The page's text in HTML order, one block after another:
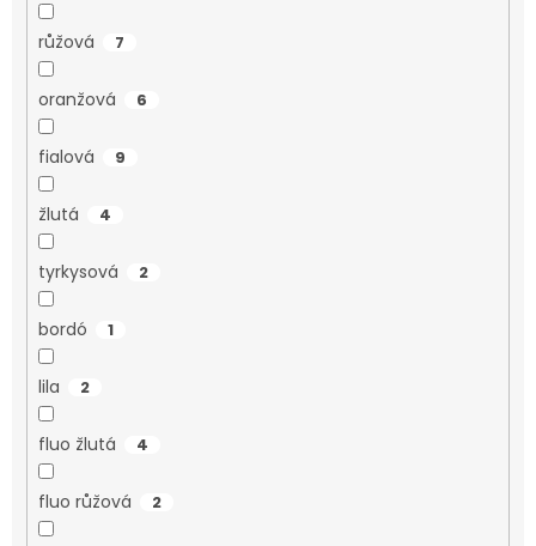
růžová 7
oranžová 6
fialová 9
žlutá 4
tyrkysová 2
bordó 1
lila 2
fluo žlutá 4
fluo růžová 2